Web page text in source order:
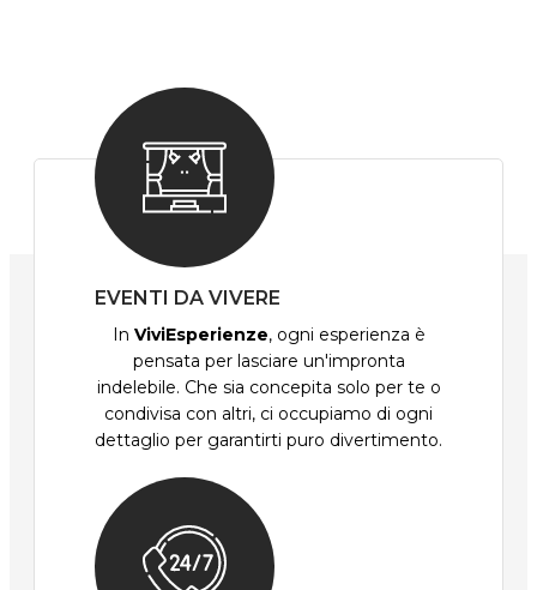
EVENTI DA VIVERE
In ViviEsperienze, ogni esperienza è
pensata per lasciare un'impronta
indelebile. Che sia concepita solo per te o
condivisa con altri, ci occupiamo di ogni
dettaglio per garantirti puro divertimento.